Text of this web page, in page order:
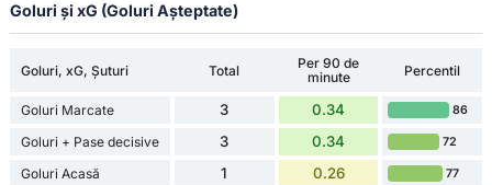
Goluri și xG (Goluri Așteptate)
Goluri, xG, Șuturi Total
Per 90 de
minute
Percentil
Goluri Marcate 3 0.34 86
Goluri + Pase decisive 3 0.34 72
Goluri Acasă 1 0.26 77